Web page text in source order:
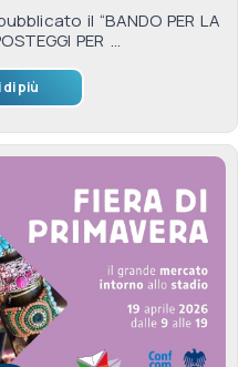
il “BANDO PER LA
PER ...
più